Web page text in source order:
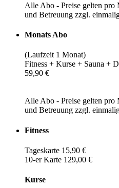
Alle Abo - Preise gelten pro
und Betreuung zzgl.
Monats Abo
(Laufzeit 1 Monat)
Fitness + Kurse + Sauna +
59,90 €
Alle Abo - Preise gelten pro
und Betreuung zzgl.
Fitness
Tageskarte 15,90 €
10-er Karte 129,00 €
Kurse